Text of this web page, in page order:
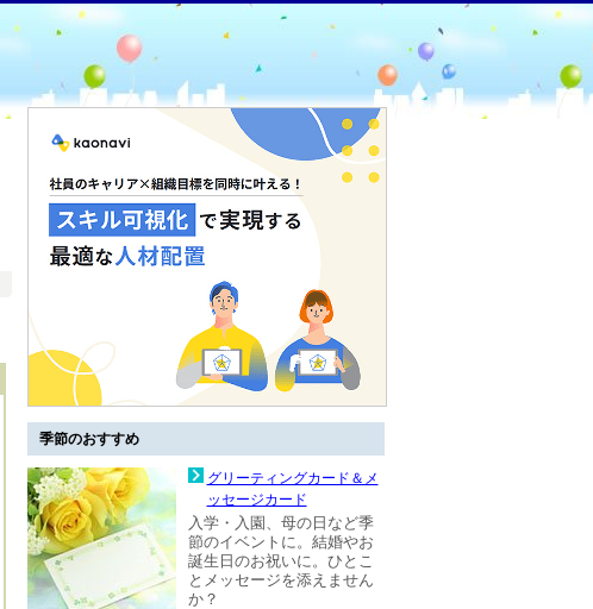
季節のおすすめ
グリーティングカード＆メ
ッセージカード
入学・入園、母の日など季
節のイベントに。結婚やお
誕生日のお祝いに。ひとこ
とメッセージを添えません
か？